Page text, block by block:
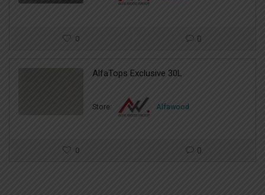
0 0
AlfaTops Exclusive 30L
Store: Alfawood
0 0